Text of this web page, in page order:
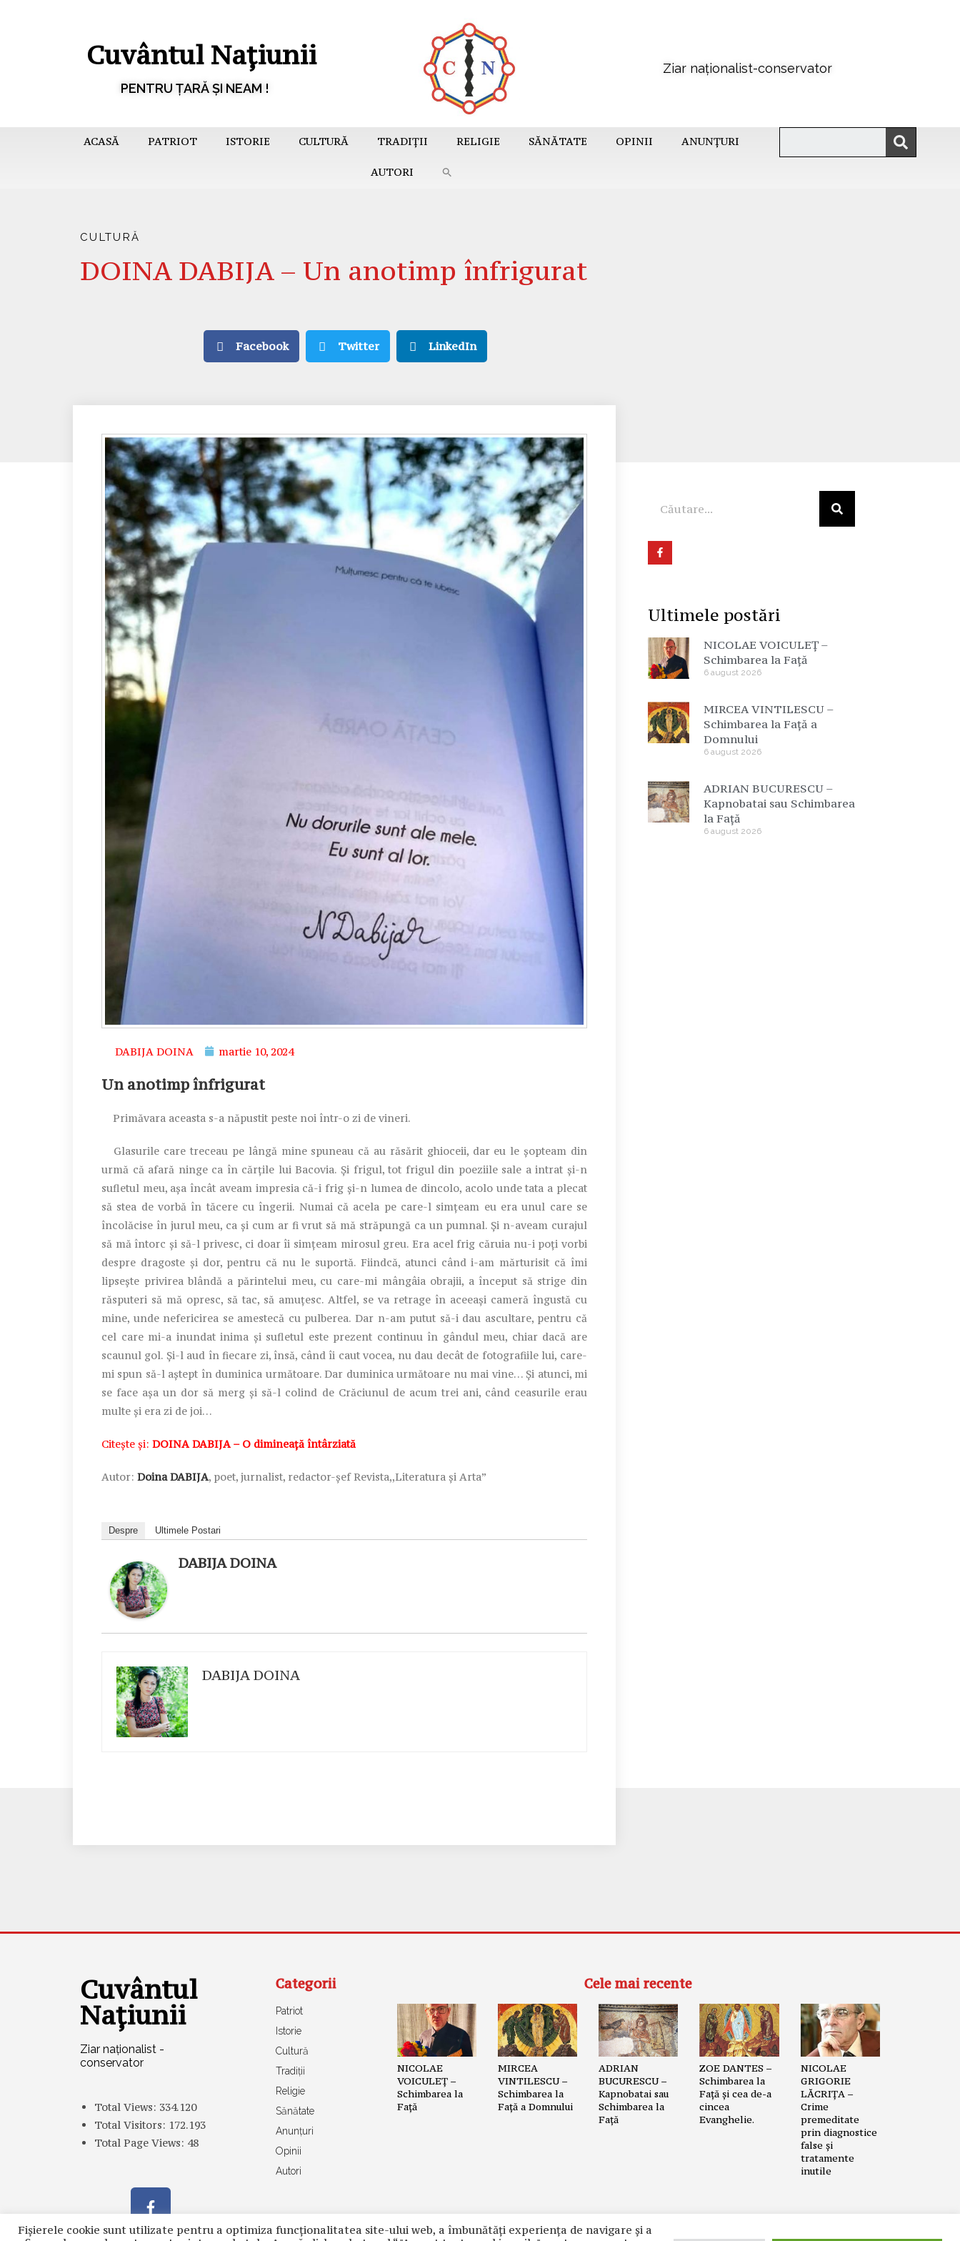
Cuvântul Națiunii
PENTRU ȚARĂ ȘI NEAM !
Ziar naționalist-conservator
ACASĂ PATRIOT ISTORIE CULTURĂ TRADIȚII RELIGIE SĂNĂTATE OPINII ANUNȚURI
AUTORI
CULTURĂ
DOINA DABIJA – Un anotimp înfrigurat
Facebook Twitter LinkedIn
DABIJA DOINA martie 10, 2024
Un anotimp înfrigurat
Primăvara aceasta s-a năpustit peste noi într-o zi de vineri.
Glasurile care treceau pe lângă mine spuneau că au răsărit ghioceii, dar eu le şopteam din
urmă că afară ninge ca în cărţile lui Bacovia. Şi frigul, tot frigul din poeziile sale a intrat şi-n
sufletul meu, aşa încât aveam impresia că-i frig şi-n lumea de dincolo, acolo unde tata a plecat
să stea de vorbă în tăcere cu îngerii. Numai că acela pe care-l simţeam eu era unul care se
încolăcise în jurul meu, ca şi cum ar fi vrut să mă străpungă ca un pumnal. Şi n-aveam curajul
să mă întorc şi să-l privesc, ci doar îi simţeam mirosul greu. Era acel frig căruia nu-i poţi vorbi
despre dragoste şi dor, pentru că nu le suportă. Fiindcă, atunci când i-am mărturisit că îmi
lipseşte privirea blândă a părintelui meu, cu care-mi mângâia obrajii, a început să strige din
răsputeri să mă opresc, să tac, să amuţesc. Altfel, se va retrage în aceeaşi cameră îngustă cu
mine, unde nefericirea se amestecă cu pulberea. Dar n-am putut să-i dau ascultare, pentru că
cel care mi-a inundat inima şi sufletul este prezent continuu în gândul meu, chiar dacă are
scaunul gol. Şi-l aud în fiecare zi, însă, când îi caut vocea, nu dau decât de fotografiile lui, care-
mi spun să-l aştept în duminica următoare. Dar duminica următoare nu mai vine… Şi atunci, mi
se face aşa un dor să merg şi să-l colind de Crăciunul de acum trei ani, când ceasurile erau
multe şi era zi de joi…
Citește și: DOINA DABIJA – O dimineață întârziată
Autor: Doina DABIJA, poet, jurnalist, redactor-șefRevista,,Literatura și Arta”
Despre Ultimele Postari
DABIJA DOINA
DABIJA DOINA
Ultimele postări
NICOLAE VOICULEȚ –
Schimbarea la Față
6 august 2026
MIRCEA VINTILESCU –
Schimbarea la Față a
Domnului
6 august 2026
ADRIAN BUCURESCU –
Kapnobatai sau Schimbarea
la Față
6 august 2026
Cuvântul
Națiunii
Ziar naționalist -
conservator
Total Views: 334.120
Total Visitors: 172.193
Total Page Views: 48
Categorii
Patriot
Istorie
Cultură
Tradiții
Religie
Sănătate
Anunțuri
Opinii
Autori
Cele mai recente
NICOLAE
VOICULEȚ –
Schimbarea la
Față
MIRCEA
VINTILESCU –
Schimbarea la
Față a Domnului
ADRIAN
BUCURESCU –
Kapnobatai sau
Schimbarea la
Față
ZOE DANTES –
Schimbarea la
Față și cea de-a
cincea
Evanghelie.
NICOLAE
GRIGORIE
LĂCRIȚA –
Crime
premeditate
prin diagnostice
false și
tratamente
inutile
Fișierele cookie sunt utilizate pentru a optimiza funcţionalitatea site-ului web, a îmbunătăţi experienţa de navigare şi a